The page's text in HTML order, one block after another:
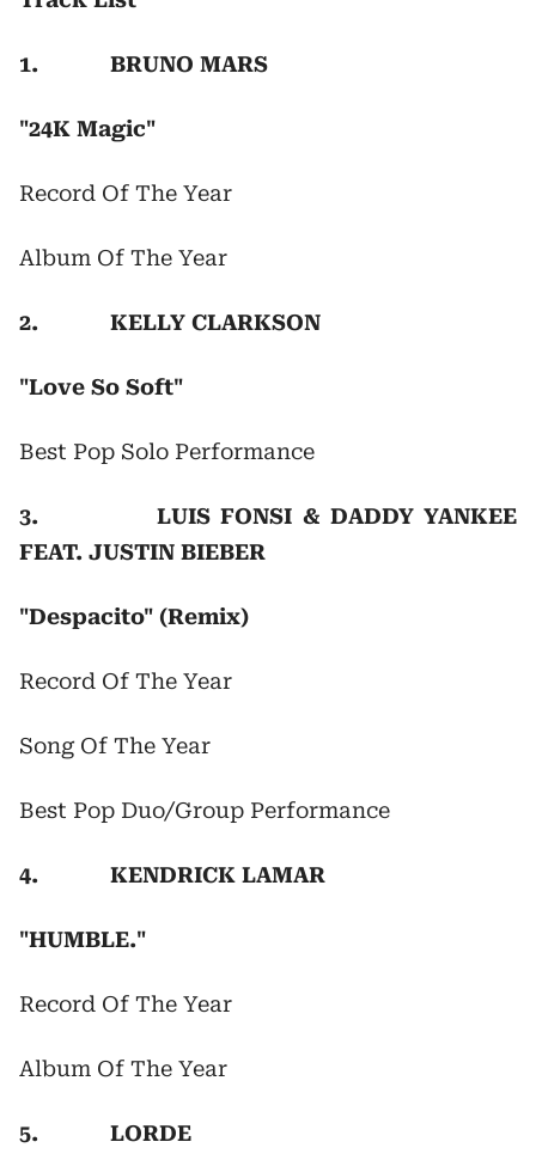
1. BRUNO MARS
"24K Magic"
Record Of The Year
Album Of The Year
2. KELLY CLARKSON
"Love So Soft"
Best Pop Solo Performance
3. LUIS FONSI & DADDY YANKEE
FEAT. JUSTIN BIEBER
"Despacito" (Remix)
Record Of The Year
Song Of The Year
Best Pop Duo/Group Performance
4. KENDRICK LAMAR
"HUMBLE."
Record Of The Year
Album Of The Year
5. LORDE